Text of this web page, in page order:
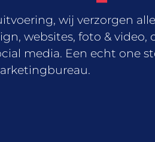
wij verzorgen
websites, foto & video,
media. Een echt one